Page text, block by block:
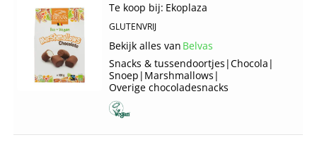
Te koop bij: Ekoplaza
GLUTENVRIJ
Bekijk alles van Belvas
Snacks & tussendoortjes |Chocola |
Snoep | Marshmallows |
Overige chocoladesnacks